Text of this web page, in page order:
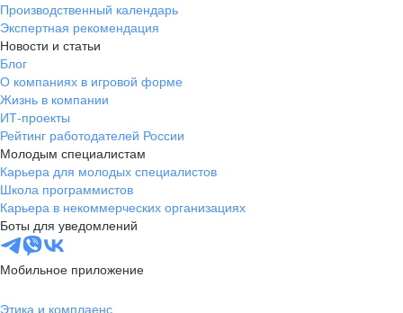
Производственный календарь
Экспертная рекомендация
Новости и статьи
Блог
О компаниях в игровой форме
Жизнь в компании
ИТ-проекты
Рейтинг работодателей России
Молодым специалистам
Карьера для молодых специалистов
Школа программистов
Карьера в некоммерческих организациях
Боты для уведомлений
Мобильное приложение
Этика и комплаенс